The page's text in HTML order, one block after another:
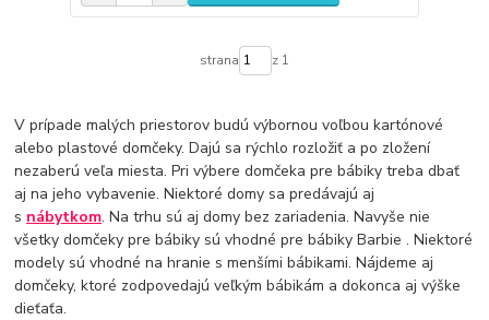
strana z 1
V prípade malých priestorov budú výbornou voľbou kartónové
alebo plastové domčeky. Dajú sa rýchlo rozložiť a po zložení
nezaberú veľa miesta. Pri výbere domčeka pre bábiky treba dbať
aj na jeho vybavenie. Niektoré domy sa predávajú aj
s nábytkom. Na trhu sú aj domy bez zariadenia. Navyše nie
všetky domčeky pre bábiky sú vhodné pre bábiky Barbie . Niektoré
modely sú vhodné na hranie s menšími bábikami. Nájdeme aj
domčeky, ktoré zodpovedajú veľkým bábikám a dokonca aj výške
dieťaťa.